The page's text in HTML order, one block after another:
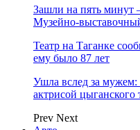
Зашли на пять минут
Музейно-
Театр на Таганке
ему было 87 лет
Ушла вслед за мужем:
актрисой цыганского
Prev Next